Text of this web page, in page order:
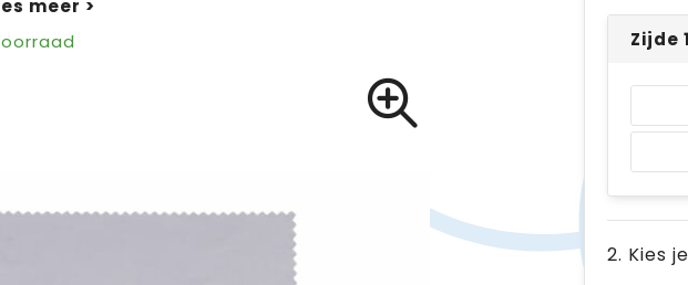
Zijde
2. Kies